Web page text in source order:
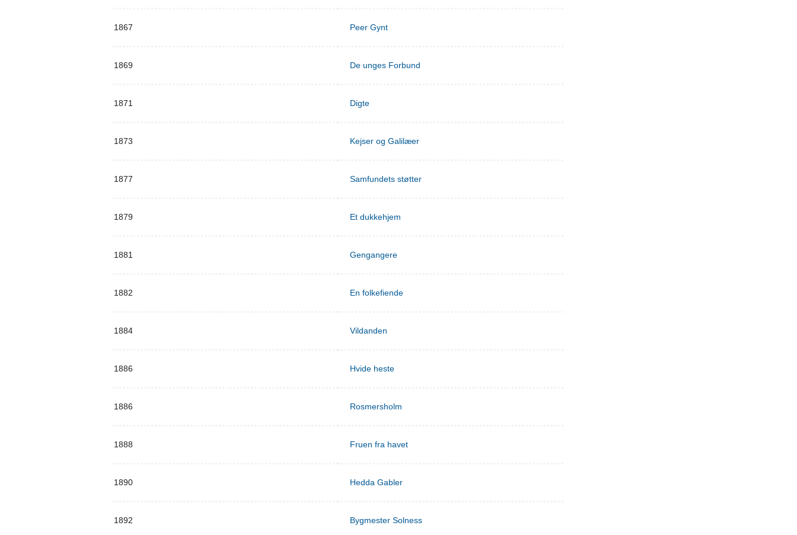
1867 Peer Gynt
1869 De unges Forbund
1871 Digte
1873 Kejser og Galilæer
1877 Samfundets støtter
1879 Et dukkehjem
1881 Gengangere
1882 En folkefiende
1884 Vildanden
1886 Hvide heste
1886 Rosmersholm
1888 Fruen fra havet
1890 Hedda Gabler
1892 Bygmester Solness